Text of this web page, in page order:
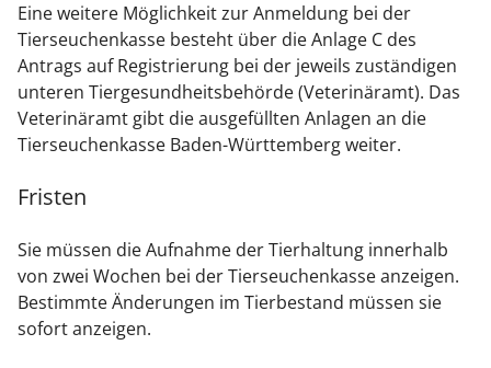
Eine weitere Möglichkeit zur Anmeldung bei der
Tierseuchenkasse besteht über die Anlage C des
Antrags auf Registrierung bei der jeweils zuständigen
unteren Tiergesundheitsbehörde (Veterinäramt). Das
Veterinäramt gibt die ausgefüllten Anlagen an die
Tierseuchenkasse Baden-Württemberg weiter.
Fristen
Sie müssen die Aufnahme der Tierhaltung innerhalb
von zwei Wochen bei der Tierseuchenkasse anzeigen.
Bestimmte Änderungen im Tierbestand müssen sie
sofort anzeigen.